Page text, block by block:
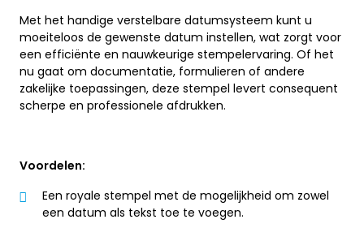
Met het handige verstelbare datumsysteem kunt u
moeiteloos de gewenste datum instellen, wat zorgt voor
een efficiënte en nauwkeurige stempelervaring. Of het
nu gaat om documentatie, formulieren of andere
zakelijke toepassingen, deze stempel levert consequent
scherpe en professionele afdrukken.
Voordelen:
Een royale stempel met de mogelijkheid om zowel
een datum als tekst toe te voegen.